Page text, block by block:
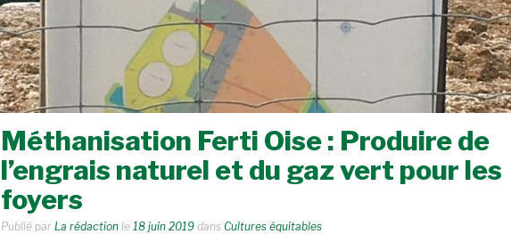
Méthanisation Ferti Oise : Produire de
l’engrais naturel et du gaz vert pour les
foyers
Publié par La rédaction le 18 juin 2019 dans Cultures équitables